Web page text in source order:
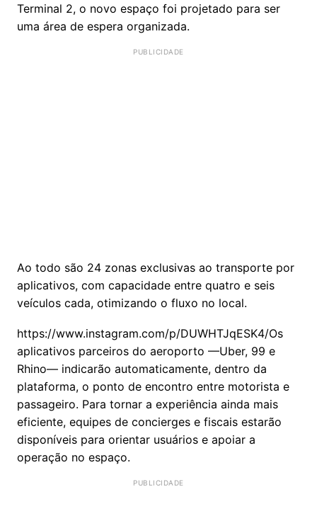
Terminal 2, o novo espaço foi projetado para ser
uma área de espera organizada.
​Ao todo são 24 zonas exclusivas ao transporte por
aplicativos, com capacidade entre quatro e seis
veículos cada, otimizando o fluxo no local.
https://www.instagram.com/p/DUWHTJqESK4/Os
aplicativos parceiros do aeroporto —Uber, 99 e
Rhino— indicarão automaticamente, dentro da
plataforma, o ponto de encontro entre motorista e
passageiro. Para tornar a experiência ainda mais
eficiente, equipes de concierges e fiscais estarão
disponíveis para orientar usuários e apoiar a
operação no espaço.